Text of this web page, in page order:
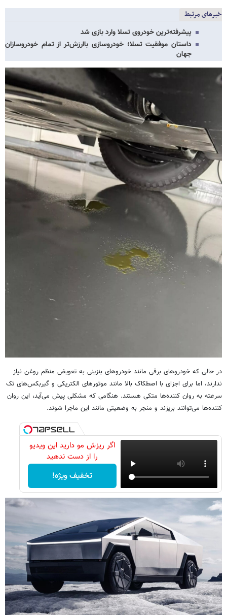
خبرهای مرتبط
پیشرفته‌ترین خودروی تسلا وارد بازی شد
داستان موفقیت تسلا؛ خودروسازی باارزش‌تر از تمام خودروسازان
جهان
در حالی که خودروهای برقی مانند خودروهای بنزینی به تعویض منظم روغن نیاز
ندارند، اما برای اجزای با اصطکاک بالا مانند موتورهای الکتریکی و گیربکس‌های تک
سرعته به روان کننده‌ها متکی هستند. هنگامی که مشکلی پیش می‌آید، این روان
کننده‌ها می‌توانند بریزند و منجر به وضعیتی مانند این ماجرا شوند.
اگر ریزش مو دارید این ویدیو
را از دست ندهید
تخفیف ویژه!